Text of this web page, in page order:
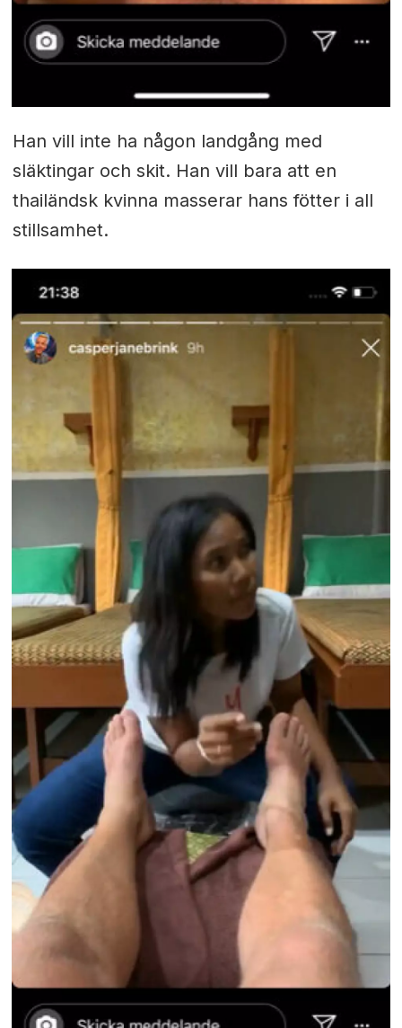
Han vill inte ha någon landgång med
släktingar och skit. Han vill bara att en
thailändsk kvinna masserar hans fötter i all
stillsamhet.